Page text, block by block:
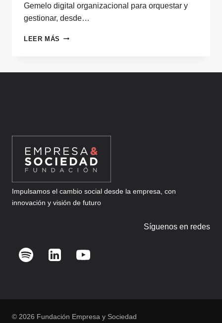
Gemelo digital organizacional para orquestar y
gestionar, desde…
LEER MÁS UGROUND
Impulsamos el cambio social desde la empresa, con
innovación y visión de futuro
Síguenos en redes
© 2026 Fundación Empresa y Sociedad